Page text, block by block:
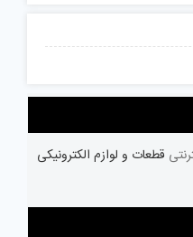
قطعات و لوازم الکترونیکی